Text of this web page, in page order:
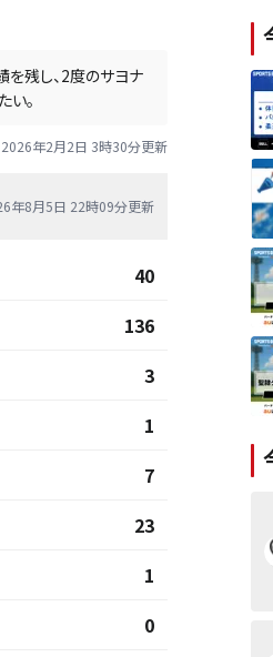
残し、2度のサヨナ
。
2026年2月2日 3時30分更新
年8月5日 22時09分更新
40
136
3
1
7
23
1
0